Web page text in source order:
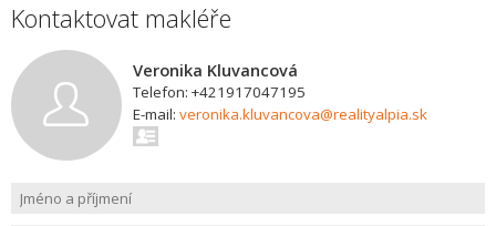
Kontaktovat makléře
Veronika Kluvancová
Telefon: +421917047195
E-mail: veronika.kluvancova@realityalpia.sk